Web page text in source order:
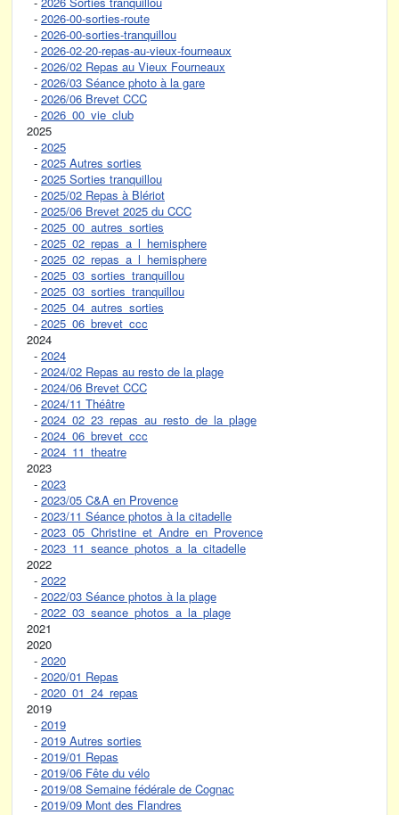
- 2026-00-sorties-route
- 2026-00-sorties-tranquillou
- 2026-02-20-repas-au-vieux-fourneaux
- 2026/02 Repas au Vieux Fourneaux
- 2026/03 Séance photo à la gare
- 2026/06 Brevet CCC
- 2026_00_vie_club
2025
- 2025
- 2025 Autres sorties
- 2025 Sorties tranquillou
- 2025/02 Repas à Blériot
- 2025/06 Brevet 2025 du CCC
- 2025_00_autres_sorties
- 2025_02_repas_a_l_hemisphere
- 2025_02_repas_a_l_hemisphere
- 2025_03_sorties_tranquillou
- 2025_03_sorties_tranquillou
- 2025_04_autres_sorties
- 2025_06_brevet_ccc
2024
- 2024
- 2024/02 Repas au resto de la plage
- 2024/06 Brevet CCC
- 2024/11 Théâtre
- 2024_02_23_repas_au_resto_de_la_plage
- 2024_06_brevet_ccc
- 2024_11_theatre
2023
- 2023
- 2023/05 C&A en Provence
- 2023/11 Séance photos à la citadelle
- 2023_05_Christine_et_Andre_en_Provence
- 2023_11_seance_photos_a_la_citadelle
2022
- 2022
- 2022/03 Séance photos à la plage
- 2022_03_seance_photos_a_la_plage
2021
2020
- 2020
- 2020/01 Repas
- 2020_01_24_repas
2019
- 2019
- 2019 Autres sorties
- 2019/01 Repas
- 2019/06 Fête du vélo
- 2019/08 Semaine fédérale de Cognac
- 2019/09 Mont des Flandres